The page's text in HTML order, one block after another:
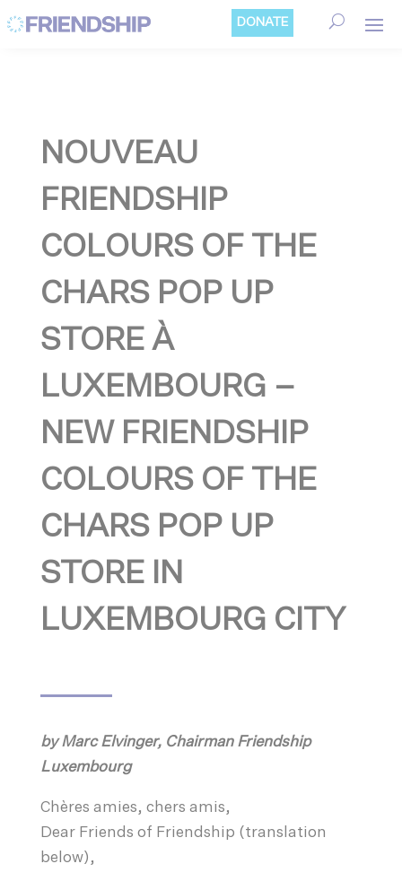
DONATE
NOUVEAU
FRIENDSHIP
COLOURS OF THE
CHARS POP UP
STORE À
LUXEMBOURG –
NEW FRIENDSHIP
COLOURS OF THE
CHARS POP UP
STORE IN
LUXEMBOURG CITY
by Marc Elvinger, Chairman Friendship
Luxembourg
Chères amies, chers amis,
Dear Friends of Friendship (translation
below),